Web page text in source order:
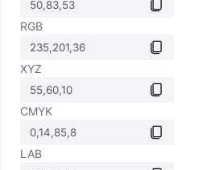
RGB
XYZ
CMYK
LAB